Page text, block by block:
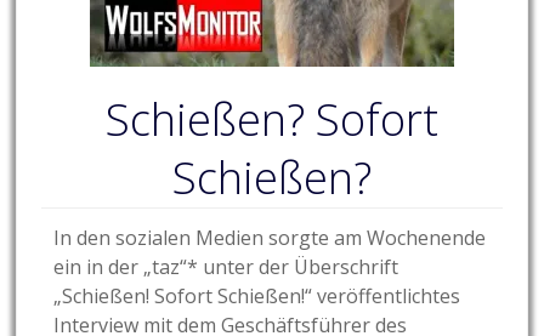
Schießen? Sofort
Schießen?
In den sozialen Medien sorgte am Wochenende
ein in der „taz“* unter der Überschrift
„Schießen! Sofort Schießen!“ veröffentlichtes
Interview mit dem Geschäftsführer des